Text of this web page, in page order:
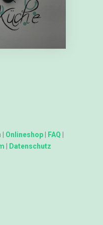
| Onlineshop| FAQ |
| Datenschutz